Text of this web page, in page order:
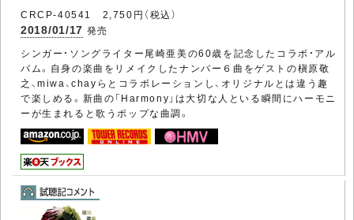
CRCP-40541 2,750円（税込）
2018/01/17 発売
シンガー・ソングライター尾崎亜美の60歳を記念したコラボ・アル
バム。自身の楽曲をリメイクしたナンバー６曲をゲストの槇原敬
之、miwa、chayらとコラボレーションし、オリジナルとは違う趣
で楽しめる。新曲の「Harmony」は大切な人といる瞬間にハーモニ
ーが生まれると歌うポップな曲調。